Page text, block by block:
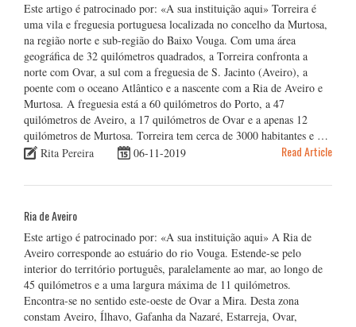
Este artigo é patrocinado por: «A sua instituição aqui» Torreira é
uma vila e freguesia portuguesa localizada no concelho da Murtosa,
na região norte e sub-região do Baixo Vouga. Com uma área
geográfica de 32 quilómetros quadrados, a Torreira confronta a
norte com Ovar, a sul com a freguesia de S. Jacinto (Aveiro), a
poente com o oceano Atlântico e a nascente com a Ria de Aveiro e
Murtosa. A freguesia está a 60 quilómetros do Porto, a 47
quilómetros de Aveiro, a 17 quilómetros de Ovar e a apenas 12
quilómetros de Murtosa. Torreira tem cerca de 3000 habitantes e …
Rita Pereira
06-11-2019 Read Article
Ria de Aveiro
Este artigo é patrocinado por: «A sua instituição aqui» A Ria de
Aveiro corresponde ao estuário do rio Vouga. Estende-se pelo
interior do território português, paralelamente ao mar, ao longo de
45 quilómetros e a uma largura máxima de 11 quilómetros.
Encontra-se no sentido este-oeste de Ovar a Mira. Desta zona
constam Aveiro, Ílhavo, Gafanha da Nazaré, Estarreja, Ovar,